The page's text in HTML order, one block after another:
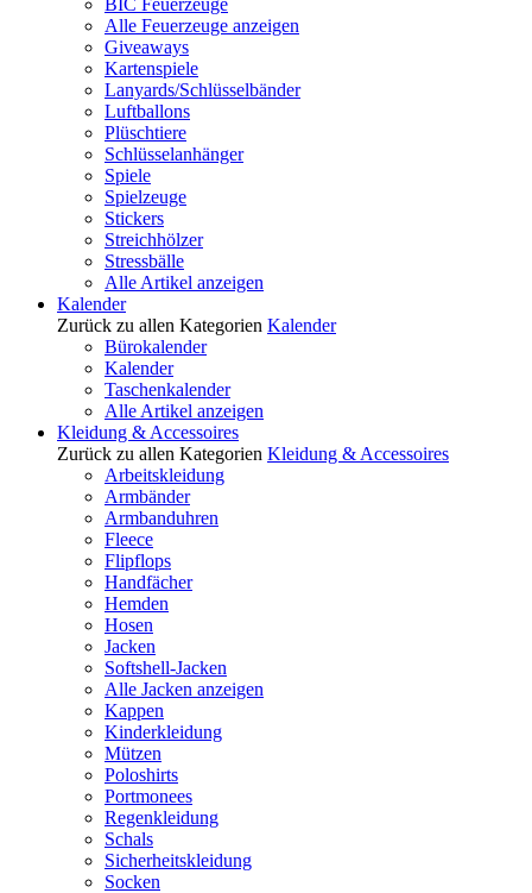
BIC Feuerzeuge
Alle Feuerzeuge anzeigen
Giveaways
Kartenspiele
Lanyards/Schlüsselbänder
Luftballons
Plüschtiere
Schlüsselanhänger
Spiele
Spielzeuge
Stickers
Streichhölzer
Stressbälle
Alle Artikel anzeigen
Kalender
Zurück zu allen Kategorien Kalender
Bürokalender
Kalender
Taschenkalender
Alle Artikel anzeigen
Kleidung & Accessoires
Zurück zu allen Kategorien Kleidung & Accessoires
Arbeitskleidung
Armbänder
Armbanduhren
Fleece
Flipflops
Handfächer
Hemden
Hosen
Jacken
Softshell-Jacken
Alle Jacken anzeigen
Kappen
Kinderkleidung
Mützen
Poloshirts
Portmonees
Regenkleidung
Schals
Sicherheitskleidung
Socken